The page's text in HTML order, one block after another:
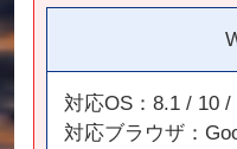
対応OS：8.1 / 10 /
対応ブラウザ：